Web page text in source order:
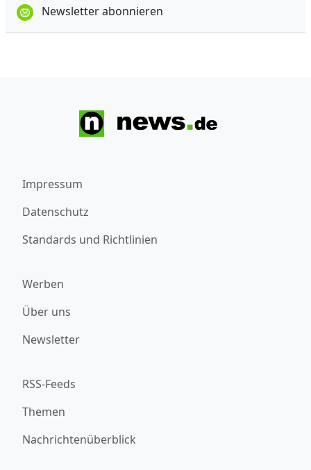
Newsletter abonnieren
Impressum
Datenschutz
Standards und Richtlinien
Werben
Über uns
Newsletter
RSS-Feeds
Themen
Nachrichtenüberblick